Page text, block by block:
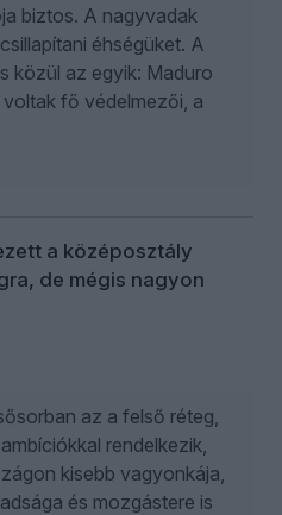
biztos. A nagyvadak
éhségüket. A
közül az egyik: Maduro
fő védelmezői, a
a középosztály
de mégis nagyon
az a felső réteg,
rendelkezik,
kisebb vagyonkája,
és mozgástere is